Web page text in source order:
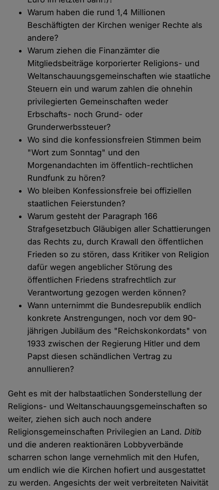
Warum haben die rund 1,4 Millionen
Beschäftigten der Kirchen weniger Rechte als
andere?
Warum ziehen die Finanzämter die
Mitgliedsbeiträge korporierter Religions- und
Weltanschauungsgemeinschaften wie staatliche
Steuern ein und warum zahlen die ohnehin
privilegierten Gemeinschaften weder
Erbschafts- noch Grund- oder
Grunderwerbssteuer?
Wo sind die konfessionsfreien Stimmen beim
"Wort zum Sonntag" und den
Morgenandachten im öffentlich-rechtlichen
Rundfunk zu hören?
Wo bleiben Konfessionsfreie bei offiziellen
staatlichen Feierstunden?
Warum gesteht der Paragraph 166
Strafgesetzbuch Gläubigen aller Schattierungen
das Rechts zu, durch Krawall den öffentlichen
Frieden so zu stören, dass Kritiker von Religion
dafür wegen angeblicher Störung des
öffentlichen Friedens strafrechtlich zur
Verantwortung gezogen werden können?
Wann unternimmt die Bundesrepublik endlich
konkrete Anstrengungen, noch vor dem 90-
jährigen Jubiläum des "Reichskonkordats" von
1933 zwischen der Regierung Hitler und dem
Papst diesen schändlichen Vertrag zu
annullieren?
Geht es mit der halbstaatlichen Sonderstellung der
Religions- und Weltanschauungsgemeinschaften so
weiter, ziehen sich auch noch andere
Religionsgemeinschaften Privilegien an Land.Ditib
und die anderen reaktionären Lobbyverbände
scharren schon lange vernehmlich mit den Hufen,
um endlich wie die Kirchen hofiert und ausgestattet
zu werden. Angesichts der weit verbreiteten Naivität